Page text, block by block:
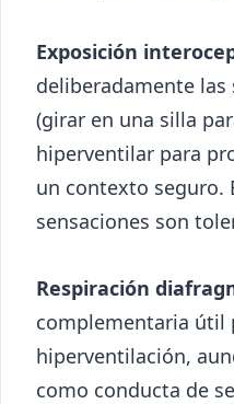
Exposición
deliberadamente las
(girar en una silla
hiperventilar para
un contexto seguro.
sensaciones son
Respiración
complementaria útil
hiperventilación,
como conducta de